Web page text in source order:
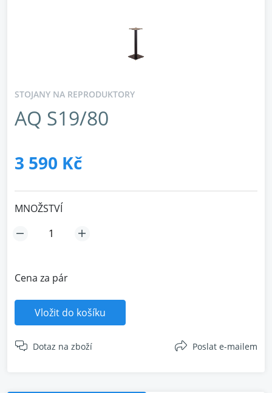
STOJANY NA REPRODUKTORY
AQ S19/80
3 590 Kč
MNOŽSTVÍ
Cena za pár
Vložit do košíku
Dotaz na zboží Poslat e-mailem